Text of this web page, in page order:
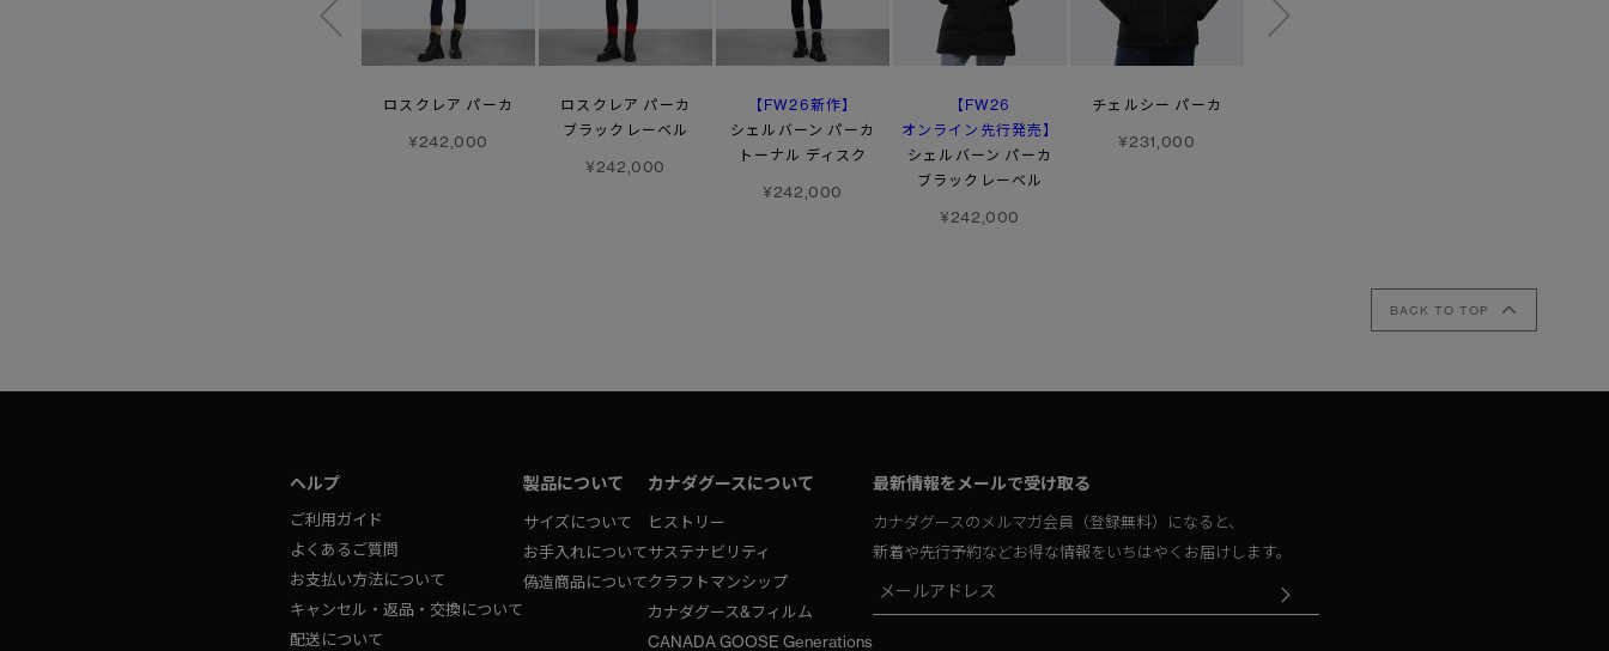
ロスクレア パーカ
¥242,000
ロスクレア パーカ
ブラックレーベル
¥242,000
【FW26新作】
シェルバーン パーカ
トーナル ディスク
¥242,000
【FW26
オンライン先行発売】
シェルバーン パーカ
ブラックレーベル
¥242,000
チェルシー パーカ
¥231,000
BACK TO TOP
ヘルプ
ご利用ガイド
よくあるご質問
お支払い方法について
キャンセル・返品・交換について
配送について
製品について
サイズについて
お手入れについて
偽造商品について
カナダグースについて
ヒストリー
サステナビリティ
クラフトマンシップ
カナダグース&フィルム
CANADA GOOSE Generations
最新情報をメールで受け取る
カナダグースのメルマガ会員（登録無料）になると、
新着や先行予約などお得な情報をいちはやくお届けします。